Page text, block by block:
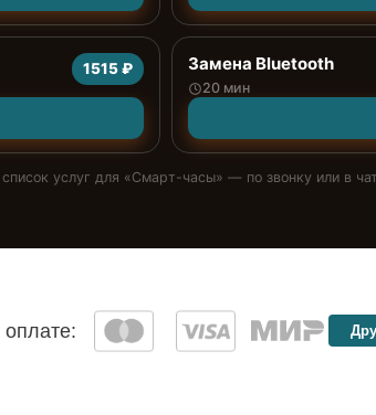
1515 ₽ Замена Bluetooth
20 мин
услуг для «Смарт-часы» — по звонку или в